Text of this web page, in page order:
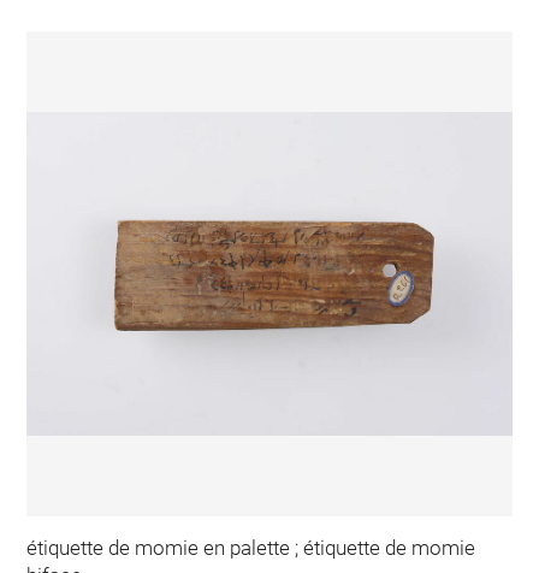
étiquette de momie en palette ; étiquette de momie